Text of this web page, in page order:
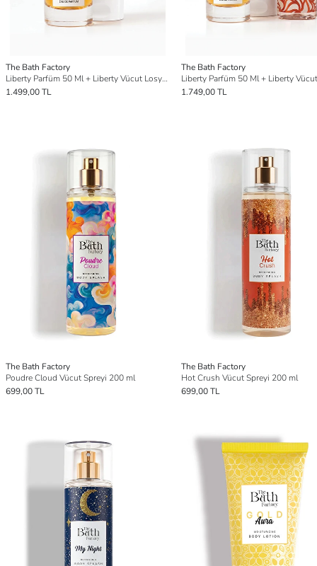
The Bath Factory
Liberty Parfüm 50 Ml + Liberty Vücut Losyonu 200 Ml Set
1.499,00 TL
The Bath Factory
1.749,00 TL
The Bath Factory
Poudre Cloud Vücut Spreyi 200 ml
699,00 TL
The Bath Factory
Hot Crush Vücut Spreyi 200 ml
699,00 TL